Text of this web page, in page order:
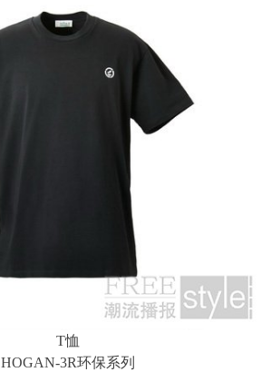
T恤
HOGAN-3R环保系列